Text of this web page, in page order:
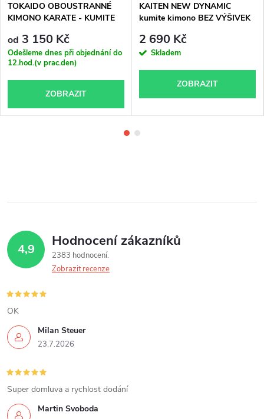
TOKAIDO OBOUSTRANNÉ
KIMONO KARATE - KUMITE
od 3 150 Kč
Odešleme dnes při objednání do
12.hod.(v prac.den)
ZOBRAZIT
KAITEN NEW DYNAMIC
kumite kimono BEZ VÝŠIVEK
2 690 Kč
Skladem
ZOBRAZIT
4,9 Hodnocení zákazníků
2383 hodnocení
Zobrazit recenze
Milan Steuer
23.7.2026
OK
Martin Svoboda
Super domluva a rychlost dodání